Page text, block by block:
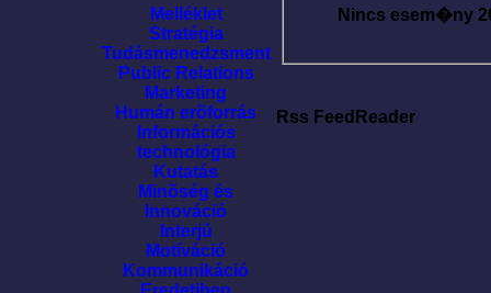
Melléklet
Stratégia
Tudásmenedzsment
Public Relations
Marketing
Humán erõforrás
Információs
technológia
Kutatás
Minõség és
Innováció
Interjú
Motíváció
Kommunikáció
Nincs esem�ny
Rss FeedReader